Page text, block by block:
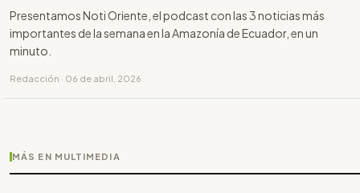
Presentamos Noti Oriente, el podcast con las 3 noticias más
importantes de la semana en la Amazonía de Ecuador, en un
minuto.
Redacción · 06 de abril, 2026
MÁS EN MULTIMEDIA